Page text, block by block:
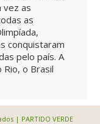
vez as
as
conquistaram
pelo país. A
o Brasil
| PARTIDO VERDE